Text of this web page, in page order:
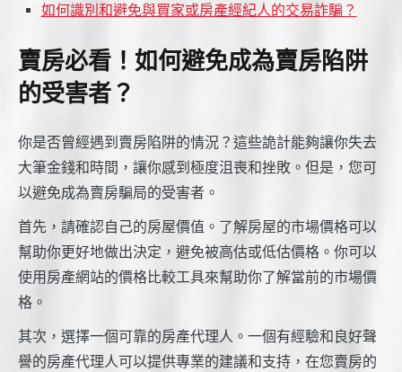
如何識別和避免與買家或房產經紀人的交易詐騙？
賣房必看！如何避免成為賣房陷阱
的受害者？
你是否曾經遇到賣房陷阱的情況？這些詭計能夠讓你失去
大筆金錢和時間，讓你感到極度沮喪和挫敗。但是，您可
以避免成為賣房騙局的受害者。
首先，請確認自己的房屋價值。了解房屋的市場價格可以
幫助你更好地做出決定，避免被高估或低估價格。你可以
使用房產網站的價格比較工具來幫助你了解當前的市場價
格。
其次，選擇一個可靠的房產代理人。一個有經驗和良好聲
譽的房產代理人可以提供專業的建議和支持，在您賣房的